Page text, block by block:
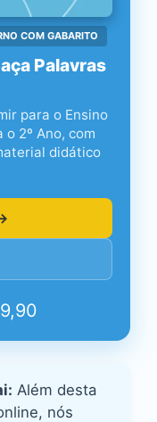
COM GABARITO
Palavras
para o Ensino
2º Ano, com
didático
9,90
Além desta
nós